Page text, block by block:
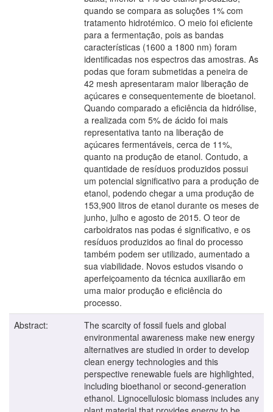
quando se compara as soluções 1% com
tratamento hidrotémico. O meio foi eficiente
para a fermentação, pois as bandas
características (1600 a 1800 nm) foram
identificadas nos espectros das amostras. As
podas que foram submetidas a peneira de
42 mesh apresentaram maior liberação de
açúcares e consequentemente de bioetanol.
Quando comparado a eficiência da hidrólise,
a realizada com 5% de ácido foi mais
representativa tanto na liberação de
açúcares fermentáveis, cerca de 11%,
quanto na produção de etanol. Contudo, a
quantidade de resíduos produzidos possui
um potencial significativo para a produção de
etanol, podendo chegar a uma produção de
153,900 litros de etanol durante os meses de
junho, julho e agosto de 2015. O teor de
carboidratos nas podas é significativo, e os
resíduos produzidos ao final do processo
também podem ser utilizado, aumentado a
sua viabilidade. Novos estudos visando o
aperfeiçoamento da técnica auxiliarão em
uma maior produção e eficiência do
processo.
Abstract:
The scarcity of fossil fuels and global
environmental awareness make new energy
alternatives are studied in order to develop
clean energy technologies and this
perspective renewable fuels are highlighted,
including bioethanol or second-generation
ethanol. Lignocellulosic biomass includes any